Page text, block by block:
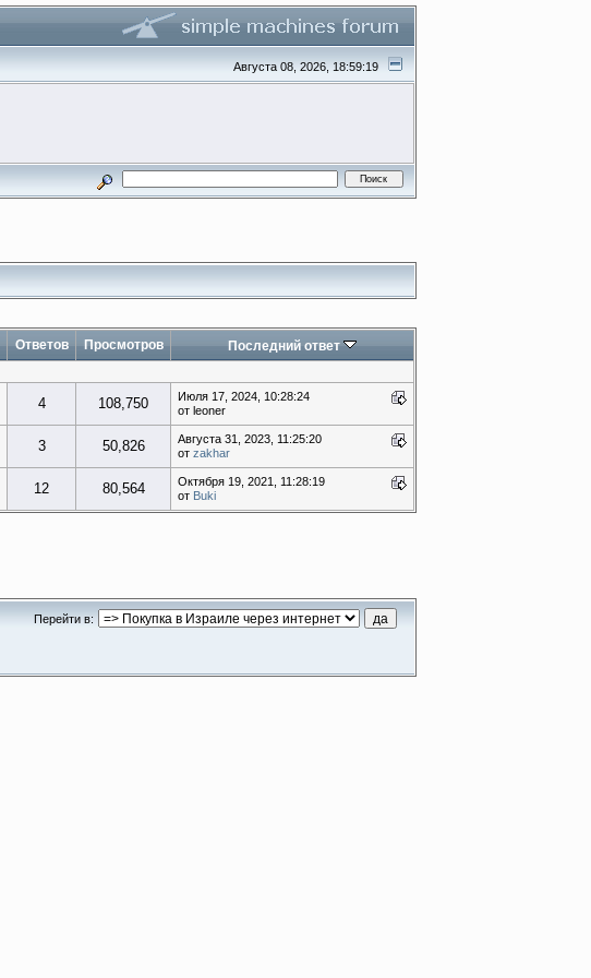
Августа 08, 2026, 18:59:19
Ответов Просмотров Последний ответ
4 108,750
Июля 17, 2024, 10:28:24
от leoner
3 50,826
Августа 31, 2023, 11:25:20
отzakhar
12 80,564
Октября 19, 2021, 11:28:19
от Buki
Перейти в: